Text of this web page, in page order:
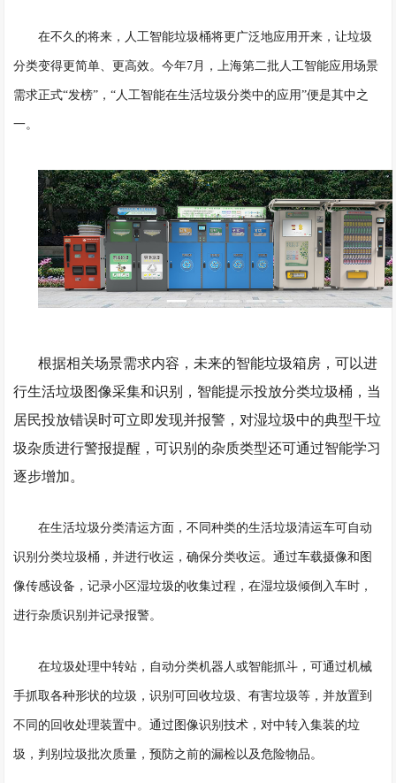
在不久的将来，人工智能垃圾桶将更广泛地应用开来，让垃圾
分类变得更简单、更高效。今年7月，上海第二批人工智能应用场景
需求正式“发榜”，“人工智能在生活垃圾分类中的应用”便是其中之
一。
根据相关场景需求内容，未来的智能垃圾箱房，可以进
行生活垃圾图像采集和识别，智能提示投放分类垃圾桶，当
居民投放错误时可立即发现并报警，对湿垃圾中的典型干垃
圾杂质进行警报提醒，可识别的杂质类型还可通过智能学习
逐步增加。
在生活垃圾分类清运方面，不同种类的生活垃圾清运车可自动
识别分类垃圾桶，并进行收运，确保分类收运。通过车载摄像和图
像传感设备，记录小区湿垃圾的收集过程，在湿垃圾倾倒入车时，
进行杂质识别并记录报警。
在垃圾处理中转站，自动分类机器人或智能抓斗，可通过机械
手抓取各种形状的垃圾，识别可回收垃圾、有害垃圾等，并放置到
不同的回收处理装置中。通过图像识别技术，对中转入集装的垃
圾，判别垃圾批次质量，预防之前的漏检以及危险物品。